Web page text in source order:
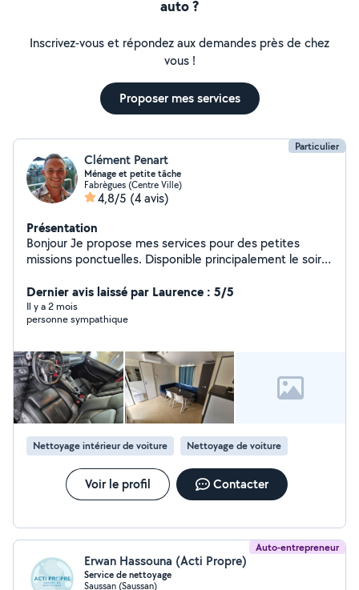
auto ?
Inscrivez-vous et répondez aux demandes près de chez
vous !
Proposer mes services
Particulier
Clément Penart
Ménage et petite tâche
Fabrègues (Centre Ville)
4,8/5 (4 avis)
Présentation
Bonjour Je propose mes services pour des petites
missions ponctuelles. Disponible principalement le soir
partiellement pour vous aider : - Ménage et nettoyage
(immobilier / voiture) - Livraison / aide aux courses -
Petits services du quotidien - Tout autre tâches simple
et dynamique. Je me déplace facilement sur un rayon
de 50 km. N'hésitez pas à me contacter.
Dernier avis laissé par Laurence : 5/5
Il y a 2 mois
personne sympathique
Nettoyage intérieur de voiture Nettoyage de voiture
Voir le profil Contacter
Auto-entrepreneur
Erwan Hassouna (Acti Propre)
Service de nettoyage
Saussan (Saussan)